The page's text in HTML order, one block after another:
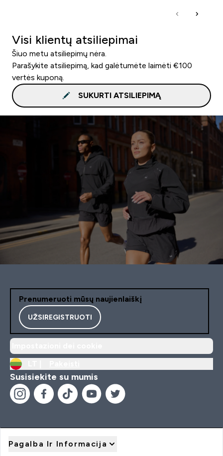
Visi klientų atsiliepimai
Šiuo metu atsiliepimų nėra.
Parašykite atsiliepimą, kad galėtumėte laimėti €100
vertės kuponą.
SUKURTI ATSILIEPIMĄ
Prenumeruoti mūsų naujienlaiškį
UŽSIREGISTRUOTI
Susisiekite su mumis
Pagalba Ir Informacija